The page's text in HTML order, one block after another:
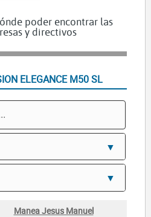
poder encontrar las
y directivos
ELEGANCE M50 SL
Manea Jesus Manuel